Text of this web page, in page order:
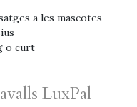
a les mascotes
o curt
LuxPal